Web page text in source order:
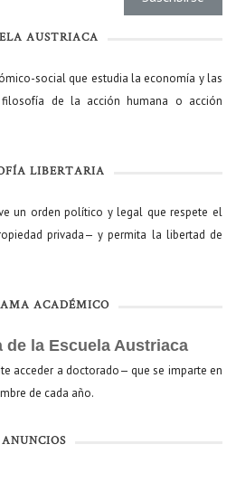
AUSTRIACA
social que estudia la economía y las
de la acción humana o acción
LIBERTARIA
un orden político y legal que respete el
privada— y permita la libertad de
ACADÉMICO
de la Escuela Austriaca
acceder a doctorado— que se imparte en
de cada año.
ANUNCIOS